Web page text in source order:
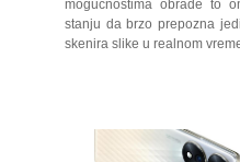
mogućnostima obrade to
stanju da brzo prepozna
skenira slike u realnom